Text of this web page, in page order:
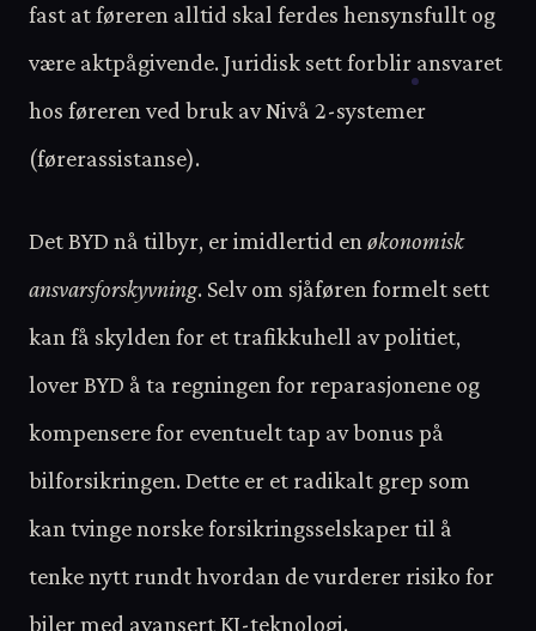
fast at føreren alltid skal ferdes hensynsfullt og
være aktpågivende. Juridisk sett forblir ansvaret
hos føreren ved bruk av Nivå 2-systemer
(førerassistanse).
Det BYD nå tilbyr, er imidlertid en økonomisk
ansvarsforskyvning. Selv om sjåføren formelt sett
kan få skylden for et trafikkuhell av politiet,
lover BYD å ta regningen for reparasjonene og
kompensere for eventuelt tap av bonus på
bilforsikringen. Dette er et radikalt grep som
kan tvinge norske forsikringsselskaper til å
tenke nytt rundt hvordan de vurderer risiko for
biler med avansert KI-teknologi.